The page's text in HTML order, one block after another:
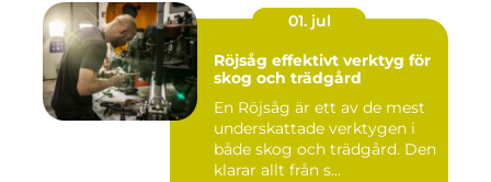
01. jul
Röjsåg effektivt verktyg för
skog och trädgård
En Röjsåg är ett av de mest
underskattade verktygen i
både skog och trädgård. Den
klarar allt från s...